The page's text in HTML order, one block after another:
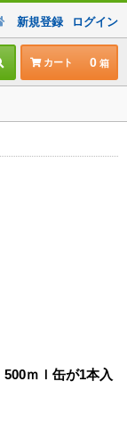
新規登録 ログイン
カート 0
ｍｌ缶が1本入